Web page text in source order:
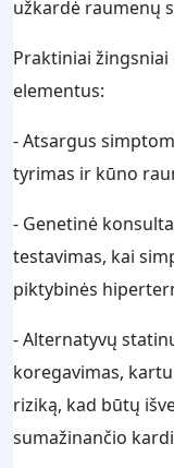
užkardė raumenų
Praktiniai
elementus:
- Atsargus
tyrimas ir kūno
- Genetinė
testavimas, kai
piktybinės
- Alternatyvų
koregavimas,
riziką, kad būtų
sumažinančio